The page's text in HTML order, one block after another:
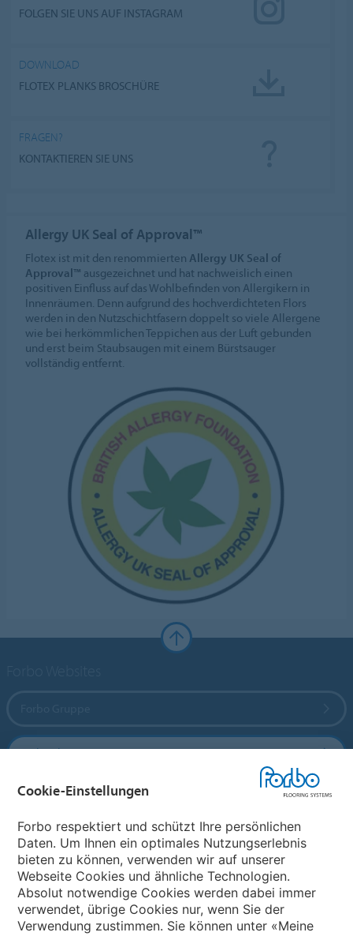
FOLGEN SIE UNS AUF INSTAGRAM
DOWNLOAD
FLOTEX PLANKS BROSCHÜRE
FRAGEN?
KONTAKTIEREN SIE UNS
Allergy UK Seal of Approval™
Flotex ist mit den renommierten Allergy UK Seal of
Approval™ ausgezeichnet und hat nachweislich einen
positiven Einfluss auf das Wohlbefinden von Allergikern in
Innenräumen. Denn aufgrund des hochverdichteten Flors
werden in den Nutzschichtfasern doppelt so viele Allergene
wie bei herkömmlichen Teppichen aus der Luft gebunden
und erst beim Staubsaugen mit einem Bürstsauger
vollständig entfernt.
Forbo Flooring Systems
Forbo Movement Systems
Land auswählen
Land auswählen
Cookie-Einstellungen
Forbo respektiert und schützt Ihre persönlichen
Daten. Um Ihnen ein optimales Nutzungserlebnis
bieten zu können, verwenden wir auf unserer
Webseite Cookies und ähnliche Technologien.
Absolut notwendige Cookies werden dabei immer
verwendet, übrige Cookies nur, wenn Sie der
Verwendung zustimmen. Sie können unter «Meine